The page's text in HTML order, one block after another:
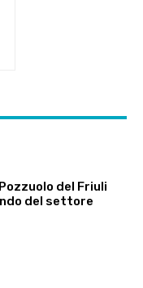
del Friuli
del settore